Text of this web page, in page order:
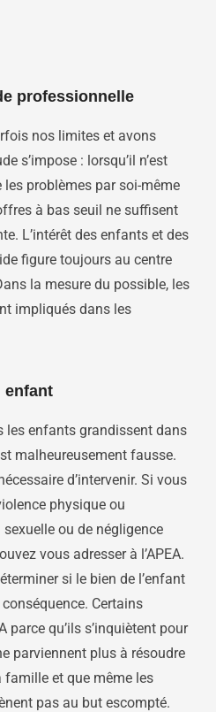
professionnelle
nos limites et avons
s’impose : lorsqu’il n’est
problèmes par soi-même
à bas seuil ne suffisent
L’intérêt des enfants et des
figure toujours au centre
la mesure du possible, les
impliqués dans les
enfant
les enfants grandissent dans
malheureusement fausse.
d’intervenir. Si vous
physique ou
ou de négligence
vous adresser à l’APEA.
si le bien de l’enfant
Certains
parce qu’ils s’inquiètent pour
parviennent plus à résoudre
famille et que même les
pas au but escompté.